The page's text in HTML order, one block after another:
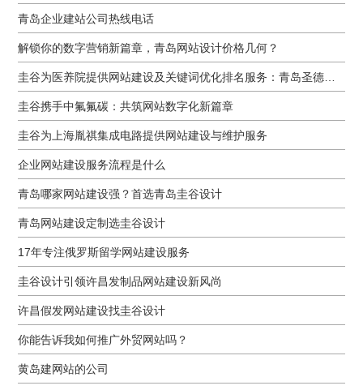
青岛企业建站公司热线电话
解锁你的数字营销新篇章，青岛网站设计价格几何？
圭谷携手中氟氟碳：共筑网站数字化新篇章
圭谷为上海胤祺集成电路提供网站建设与维护服务
企业网站建设服务流程是什么
青岛哪家网站建设强？首选青岛圭谷设计
青岛网站建设定制选圭谷设计
17年专注俄罗斯留学网站建设服务
圭谷设计引领许昌发制品网站建设新风尚
许昌假发网站建设找圭谷设计
你能告诉我如何推广外贸网站吗？
黄岛建网站的公司